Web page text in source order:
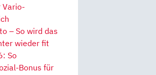
Vario-
– So wird das
wieder fit
So
Bonus für